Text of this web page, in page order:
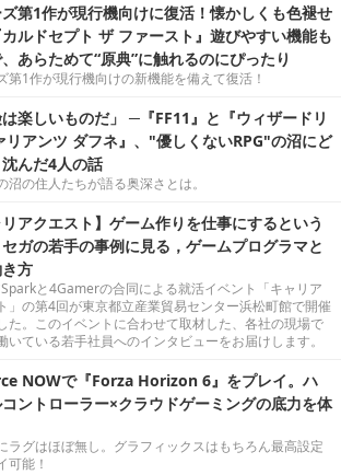
第1作が現行機向けに復活！懐かしくも色褪せ
ルドセプト ザ ファースト』遊びやすい機能も
あらためて“原典”に触れるのにぴったり
第1作が現行機向けの新機能を備えて復活！
は楽しいものだ」 ─『FF11』と『ウィザードリ
リアンツ ダフネ』、"優しくないRPG"の沼にど
んだ4人の話
沼の住人たちが語る奥深さとは。
リアクエスト】ゲーム作りを仕事にするという
ガの若手の事例に見る，ゲームプログラマと
方
と4Gamerの合同による就活イベント「キャリア
」の第4回が東京都立産業貿易センター浜松町館で開催
た。このイベントに合わせて取材した、各社の現場で
いている若手社員へのインタビューをお届けします。
NOWで『Forza Horizon 6』をプレイ。ハ
ントローラー×クラウドゲーミングの底力を体
ラグはほぼ無し。グラフィックスはもちろん最高設定
可能！